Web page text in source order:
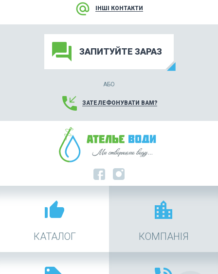
alternate_email ІНШІ КОНТАКТИ
forum ЗАПИТУЙТЕ ЗАРАЗ
АБО
phone_callback ЗАТЕЛЕФОНУВАТИ ВАМ?
thumb_up_alt
КАТАЛОГ
location_city
КОМПАНІЯ